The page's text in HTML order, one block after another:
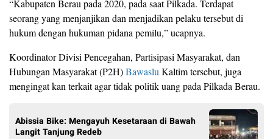
“Kabupaten Berau pada 2020, pada saat Pilkada. Terdapat
seorang yang menjanjikan dan menjadikan pelaku tersebut di
hukum dengan hukuman pidana pemilu,” ucapnya.
Koordinator Divisi Pencegahan, Partisipasi Masyarakat, dan
Hubungan Masyarakat (P2H)Bawaslu Kaltim tersebut, juga
mengingat kan terkait agar tidak politik uang pada Pilkada Berau.
Abissia Bike: Mengayuh Kesetaraan di Bawah
Langit Tanjung Redeb